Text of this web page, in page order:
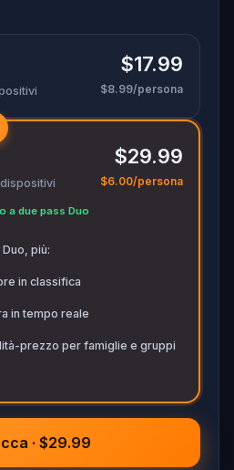
prima che colpisca
$17.99
$8.99/persona
dispositivi
a due pass Duo
$29.99
$6.00/persona
più:
in classifica
in tempo reale
prezzo per famiglie e gruppi
· $29.99